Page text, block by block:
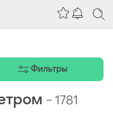
-1781
Фильтры